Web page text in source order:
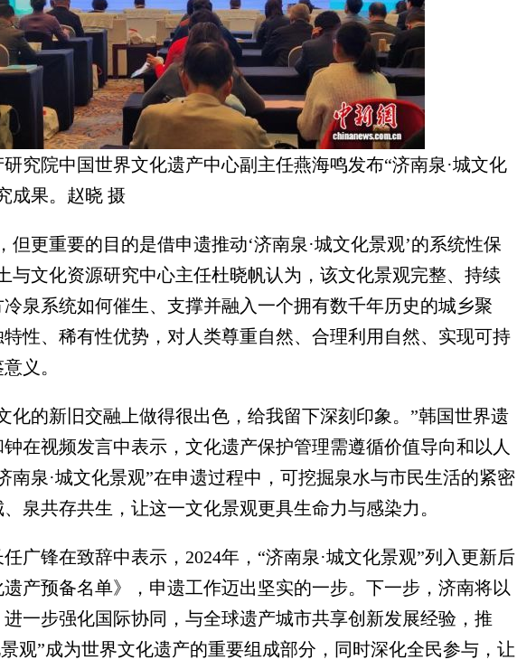
究院中国世界文化遗产中心副主任燕海鸣发布“济南泉·城文化
成果。赵晓 摄
更重要的目的是借申遗推动‘济南泉·城文化景观’的系统性保
与文化资源研究中心主任杜晓帆认为，该文化景观完整、持续
泉系统如何催生、支撑并融入一个拥有数千年历史的城乡聚
性、稀有性优势，对人类尊重自然、合理利用自然、实现可持
义。
的新旧交融上做得很出色，给我留下深刻印象。”韩国世界遗
在视频发言中表示，文化遗产保护管理需遵循价值导向和以人
南泉·城文化景观”在申遗过程中，可挖掘泉水与市民生活的紧密
泉共存共生，让这一文化景观更具生命力与感染力。
锋在致辞中表示，2024年，“济南泉·城文化景观”列入更新后
产预备名单》，申遗工作迈出坚实的一步。下一步，济南将以
一步强化国际协同，与全球遗产城市共享创新发展经验，推
观”成为世界文化遗产的重要组成部分，同时深化全民参与，让